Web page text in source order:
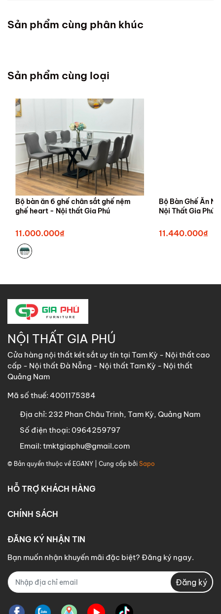
Sản phẩm cùng phân khúc
Sản phẩm cùng loại
Bộ bàn ăn 6 ghế chân sắt ghế nệm
ghế heart - Nội thất Gia Phú
11.000.000₫
Bộ Bàn Ghế Ăn
Nội Thất Gia Phú
11.440.000₫
NỘI THẤT GIA PHÚ
Cửa hàng nội thất két sắt uy tín tại Tam Kỳ - Nội thất cao
cấp - Nội thất Đà Nẵng - Nội thất Tam Kỳ - Nội thất
Quảng Nam
Mã số thuế: 4001175384
Địa chỉ: 232 Phan Châu Trinh, Tam Kỳ, Quảng Nam
Số điện thoại: 0964259797
Email: tmktgiaphu@gmail.com
© Bản quyền thuộc về EGANY | Cung cấp bởi Sapo
HỖ TRỢ KHÁCH HÀNG
CHÍNH SÁCH
ĐĂNG KÝ NHẬN TIN
Bạn muốn nhận khuyến mãi đặc biệt? Đăng ký ngay.
Đăng ký